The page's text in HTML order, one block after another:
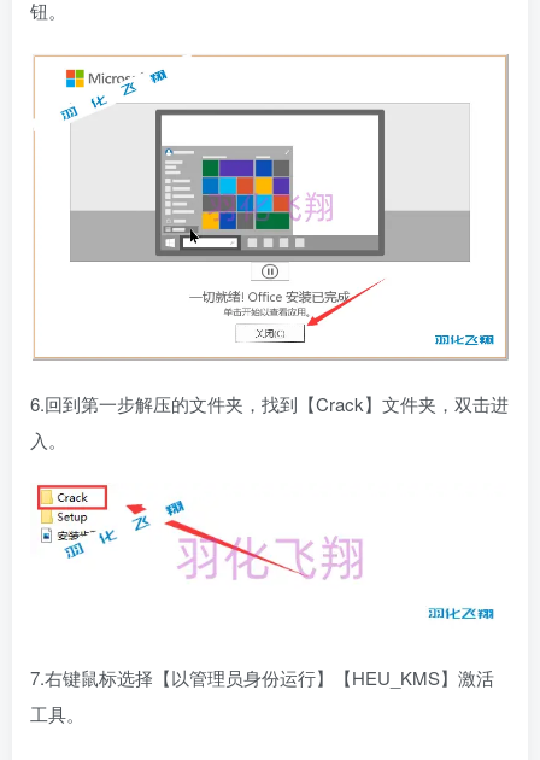
钮。
6.回到第一步解压的文件夹，找到【Crack】文件夹，双击进
入。
7.右键鼠标选择【以管理员身份运行】【HEU_KMS】激活
工具。